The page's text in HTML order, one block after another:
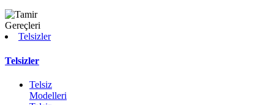
Telsizler
Telsizler
Telsiz
Modelleri